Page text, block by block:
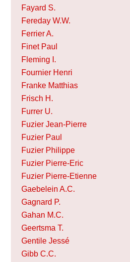
Fayard S.
Fereday W.W.
Ferrier A.
Finet Paul
Fleming I.
Fournier Henri
Franke Matthias
Frisch H.
Furrer U.
Fuzier Jean-Pierre
Fuzier Paul
Fuzier Philippe
Fuzier Pierre-Eric
Fuzier Pierre-Etienne
Gaebelein A.C.
Gagnard P.
Gahan M.C.
Geertsma T.
Gentile Jessé
Gibb C.C.